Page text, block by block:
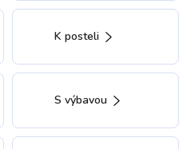
K posteli
S výbavou